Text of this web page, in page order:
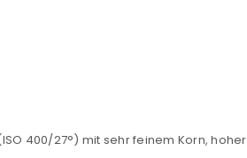
400/27°) mit sehr feinem Korn, hoher